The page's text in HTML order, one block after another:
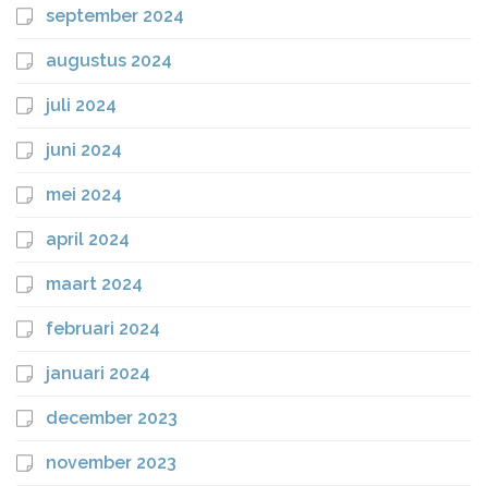
september 2024
augustus 2024
juli 2024
juni 2024
mei 2024
april 2024
maart 2024
februari 2024
januari 2024
december 2023
november 2023